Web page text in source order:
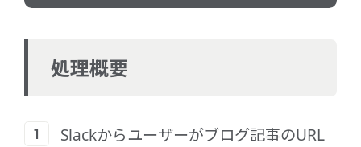
処理概要
Slackからユーザーがブログ記事のURL